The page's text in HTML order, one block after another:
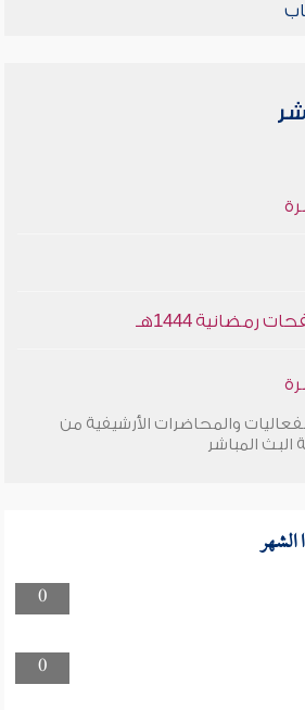
1444هـ
والمحاضرات الأرشيفية من
المباشر
الشهر
0
0